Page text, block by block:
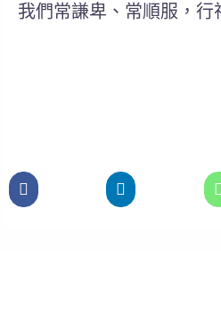
我們常謙卑、常順服，行